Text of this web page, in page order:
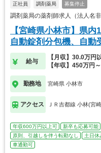
正社員 調剤薬局 募集停止
調剤薬局の薬剤師求人（法人名
【宮崎県小林市】県内
自動錠剤分包機、自動
実！
給与
【月収】30.0万円
【年収】450万円
勤務地 宮崎県 小林市
アクセス ＪＲ吉都線 小林(宮
年収600万円以上可 新卒も応募可能
原則、引越しを伴う転勤なし
土日休
車通勤可